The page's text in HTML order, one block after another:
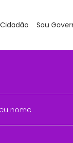
Sou